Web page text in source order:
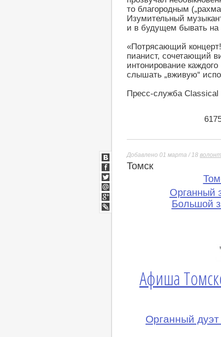
то благородным
Изумительный
и в будущем бывать на
«Потрясающий
пианист, сочетающий
интонирование
слышать „вживую“
Пресс-служба
Добавлено 01 марта / 18
Томск
Органный
Большой
Афиша
Органный
ВКонтакте
Facebook
Twitter
Мой
Мир
Google+
lj